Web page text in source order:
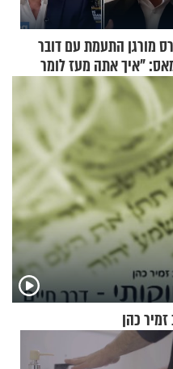
מורגן התעמת עם דובר
"איך אתה מעז לומר
ביצעתם פשעי מלחמה?!"
כהן